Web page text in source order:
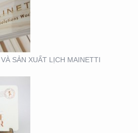
SẢN XUẤT LỊCH MAINETTI